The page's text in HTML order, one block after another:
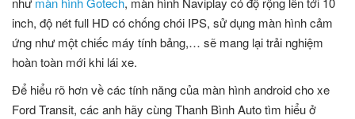
inch, độ nét full HD có chống chói IPS, sử dụng màn hình cảm
ứng như một chiếc máy tính bảng,… sẽ mang lại trải nghiệm
hoàn toàn mới khi lái xe.
Để hiểu rõ hơn về các tính năng của màn hình android cho xe
Ford Transit, các anh hãy cùng Thanh Bình Auto tìm hiểu ở